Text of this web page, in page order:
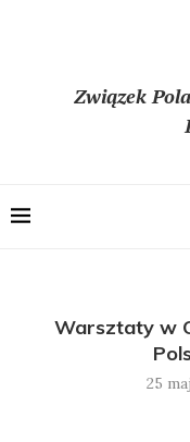
Związek
Warsztaty w
25